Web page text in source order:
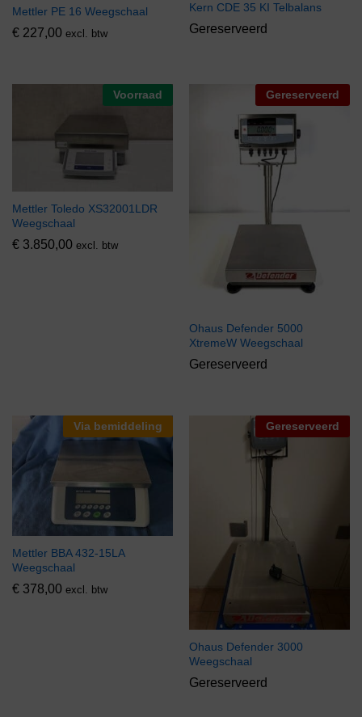
Mettler PE 16 Weegschaal
€ 227,00 excl. btw
Kern CDE 35 KI Telbalans
Gereserveerd
Voorraad
Mettler Toledo XS32001LDR
Weegschaal
€ 3.850,00 excl. btw
Gereserveerd
Ohaus Defender 5000
XtremeW Weegschaal
Gereserveerd
Via bemiddeling
Mettler BBA 432-15LA
Weegschaal
€ 378,00 excl. btw
Gereserveerd
Ohaus Defender 3000
Weegschaal
Gereserveerd